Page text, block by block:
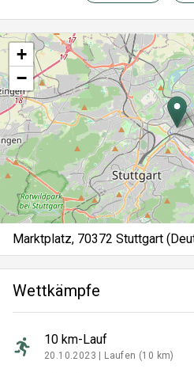
+
−
Marktplatz, 70372 Stuttgart
Wettkämpfe
10 km-Lauf
20.10.2023 | Laufen (10 km)